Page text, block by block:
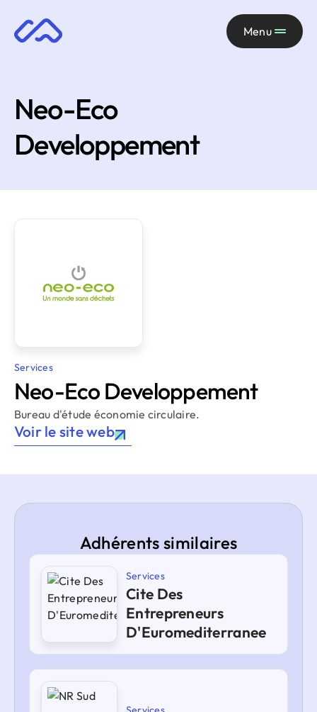
Menu
Neo-Eco
Developpement
Services
Neo-Eco Developpement
Bureau d'étude économie circulaire.
Voir le site web
Adhérents similaires
Services
Cite Des
Entrepreneurs
D'Euromediterranee